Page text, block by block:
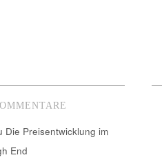
Die Preisentwicklung im
End